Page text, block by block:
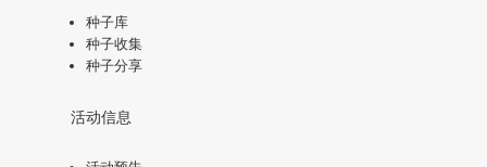
种子库
种子收集
种子分享
活动信息